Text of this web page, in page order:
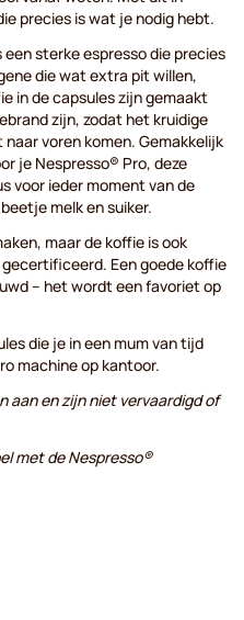
precies is wat je nodig hebt.
een sterke espresso die precies
die wat extra pit willen,
in de capsules zijn gemaakt
zijn, zodat het kruidige
voren komen. Gemakkelijk
je Nespresso® Pro, deze
voor ieder moment van de
melk en suiker.
maar de koffie is ook
Een goede koffie
– het wordt een favoriet op
die je in een mum van tijd
machine op kantoor.
aan en zijn niet vervaardigd of
met de Nespresso®